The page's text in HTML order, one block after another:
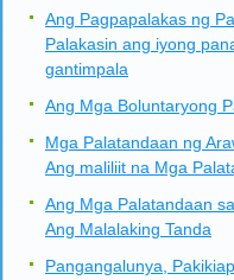
Ang Pagpapalakas ng
Palakasin ang iyong
gantimpala
Ang Mga Boluntaryong
Mga Palatandaan ng
Ang maliliit na Mga
Ang Mga Palatandaan
Ang Malalaking Tanda
Pangangalunya,